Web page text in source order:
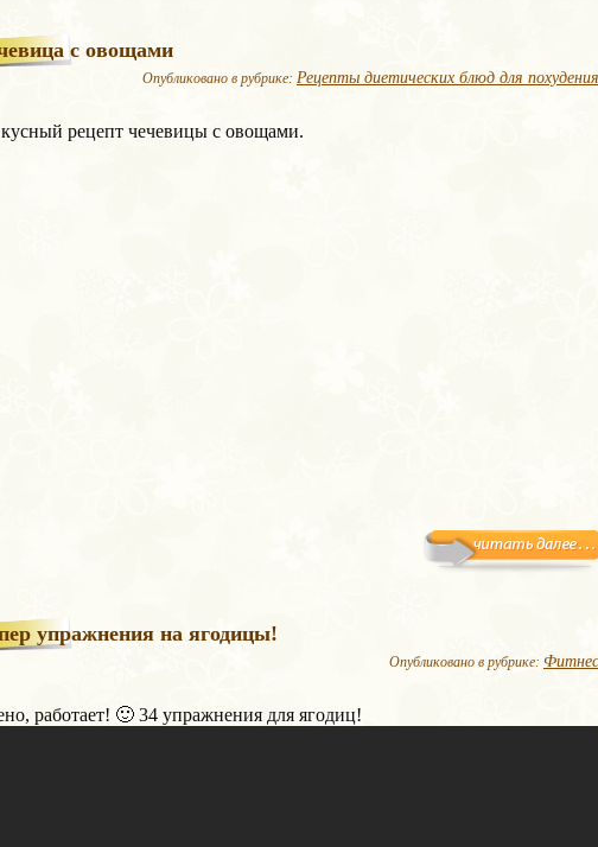
с овощами
Опубликовано в рубрике: Рецепты диетических блюд для похудения
рецепт чечевицы с овощами.
упражнения на ягодицы!
Опубликовано в рубрике: Фитнес
работает! 🙂 34 упражнения для ягодиц!